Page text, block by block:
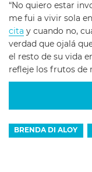
“No quiero estar
me fui a vivir sola
cita y cuando no,
verdad que ojalá
el resto de su vida
refleje los frutos de
BRENDA DI ALOY